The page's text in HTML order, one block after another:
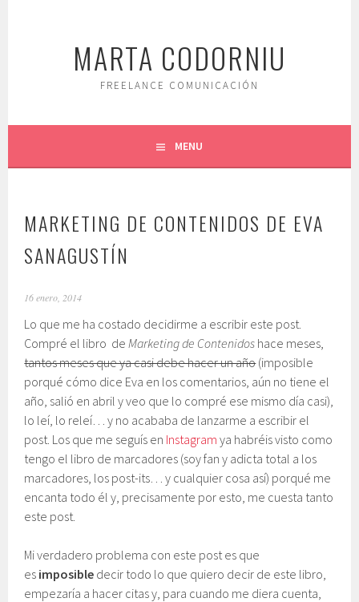
MARTA CODORNIU
FREELANCE COMUNICACIÓN
MENU
MARKETING DE CONTENIDOS DE EVA
SANAGUSTÍN
16 enero, 2014
Lo que me ha costado decidirme a escribir este post.
Compré el libro deMarketing de Contenidos hace meses,
tantos meses que ya casi debe hacer un año(imposible
porqué cómo dice Eva en los comentarios, aún no tiene el
año, salió en abril y veo que lo compré ese mismo día casi),
lo leí, lo releí… y no acababa de lanzarme a escribir el
post. Los que me seguís en Instagram ya habréis visto como
tengo el libro de marcadores (soy fan y adicta total a los
marcadores, los post-its… y cualquier cosa así) porqué me
encanta todo él y, precisamente por esto, me cuesta tanto
este post.
Mi verdadero problema con este post es que
es imposible decir todo lo que quiero decir de este libro,
empezaría a hacer citas y, para cuando me diera cuenta,